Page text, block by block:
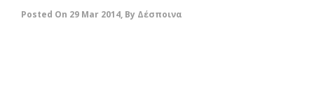
Posted On 29 Mar 2014, By Δέσποινα